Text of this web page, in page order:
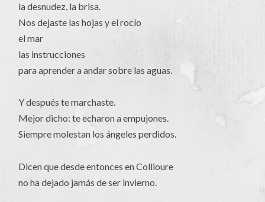
la desnudez, la brisa.
Nos dejaste las hojas y el rocío
el mar
las instrucciones
para aprender a andar sobre las aguas.
Y después te marchaste.
Mejor dicho: te echaron a empujones.
Siempre molestan los ángeles perdidos.
Dicen que desde entonces en Collioure
no ha dejado jamás de ser invierno.